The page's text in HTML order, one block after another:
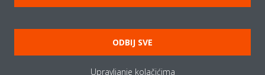
Pravna napomena
Obavijest o kolačićima
Pravilnik o zaštiti privatnosti podataka
Poslovna etika
Opći uvjeti prodaje
Data Act
ODBIJ SVE
Upravljanje kolačićima